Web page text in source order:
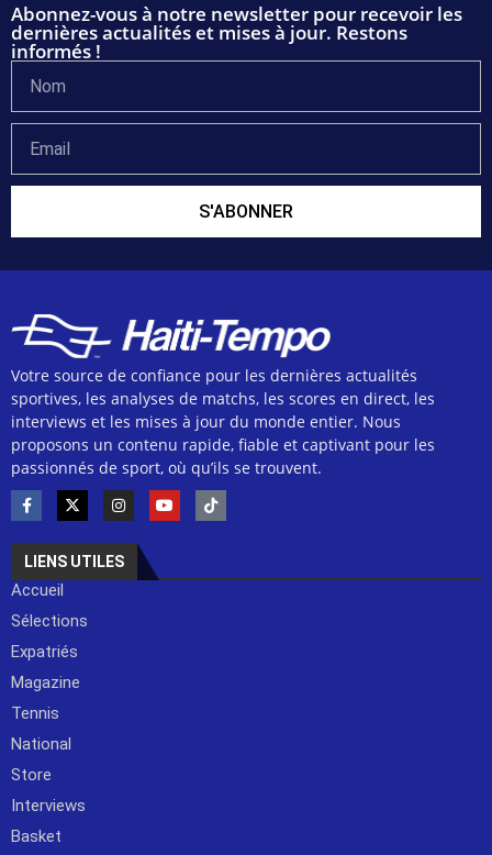
Abonnez-vous à notre newsletter pour recevoir les
dernières actualités et mises à jour. Restons
informés !
S'ABONNER
Votre source de confiance pour les dernières actualités
sportives, les analyses de matchs, les scores en direct, les
interviews et les mises à jour du monde entier. Nous
proposons un contenu rapide, fiable et captivant pour les
passionnés de sport, où qu’ils se trouvent.
LIENS UTILES
Accueil
Sélections
Expatriés
Magazine
Tennis
National
Store
Interviews
Basket